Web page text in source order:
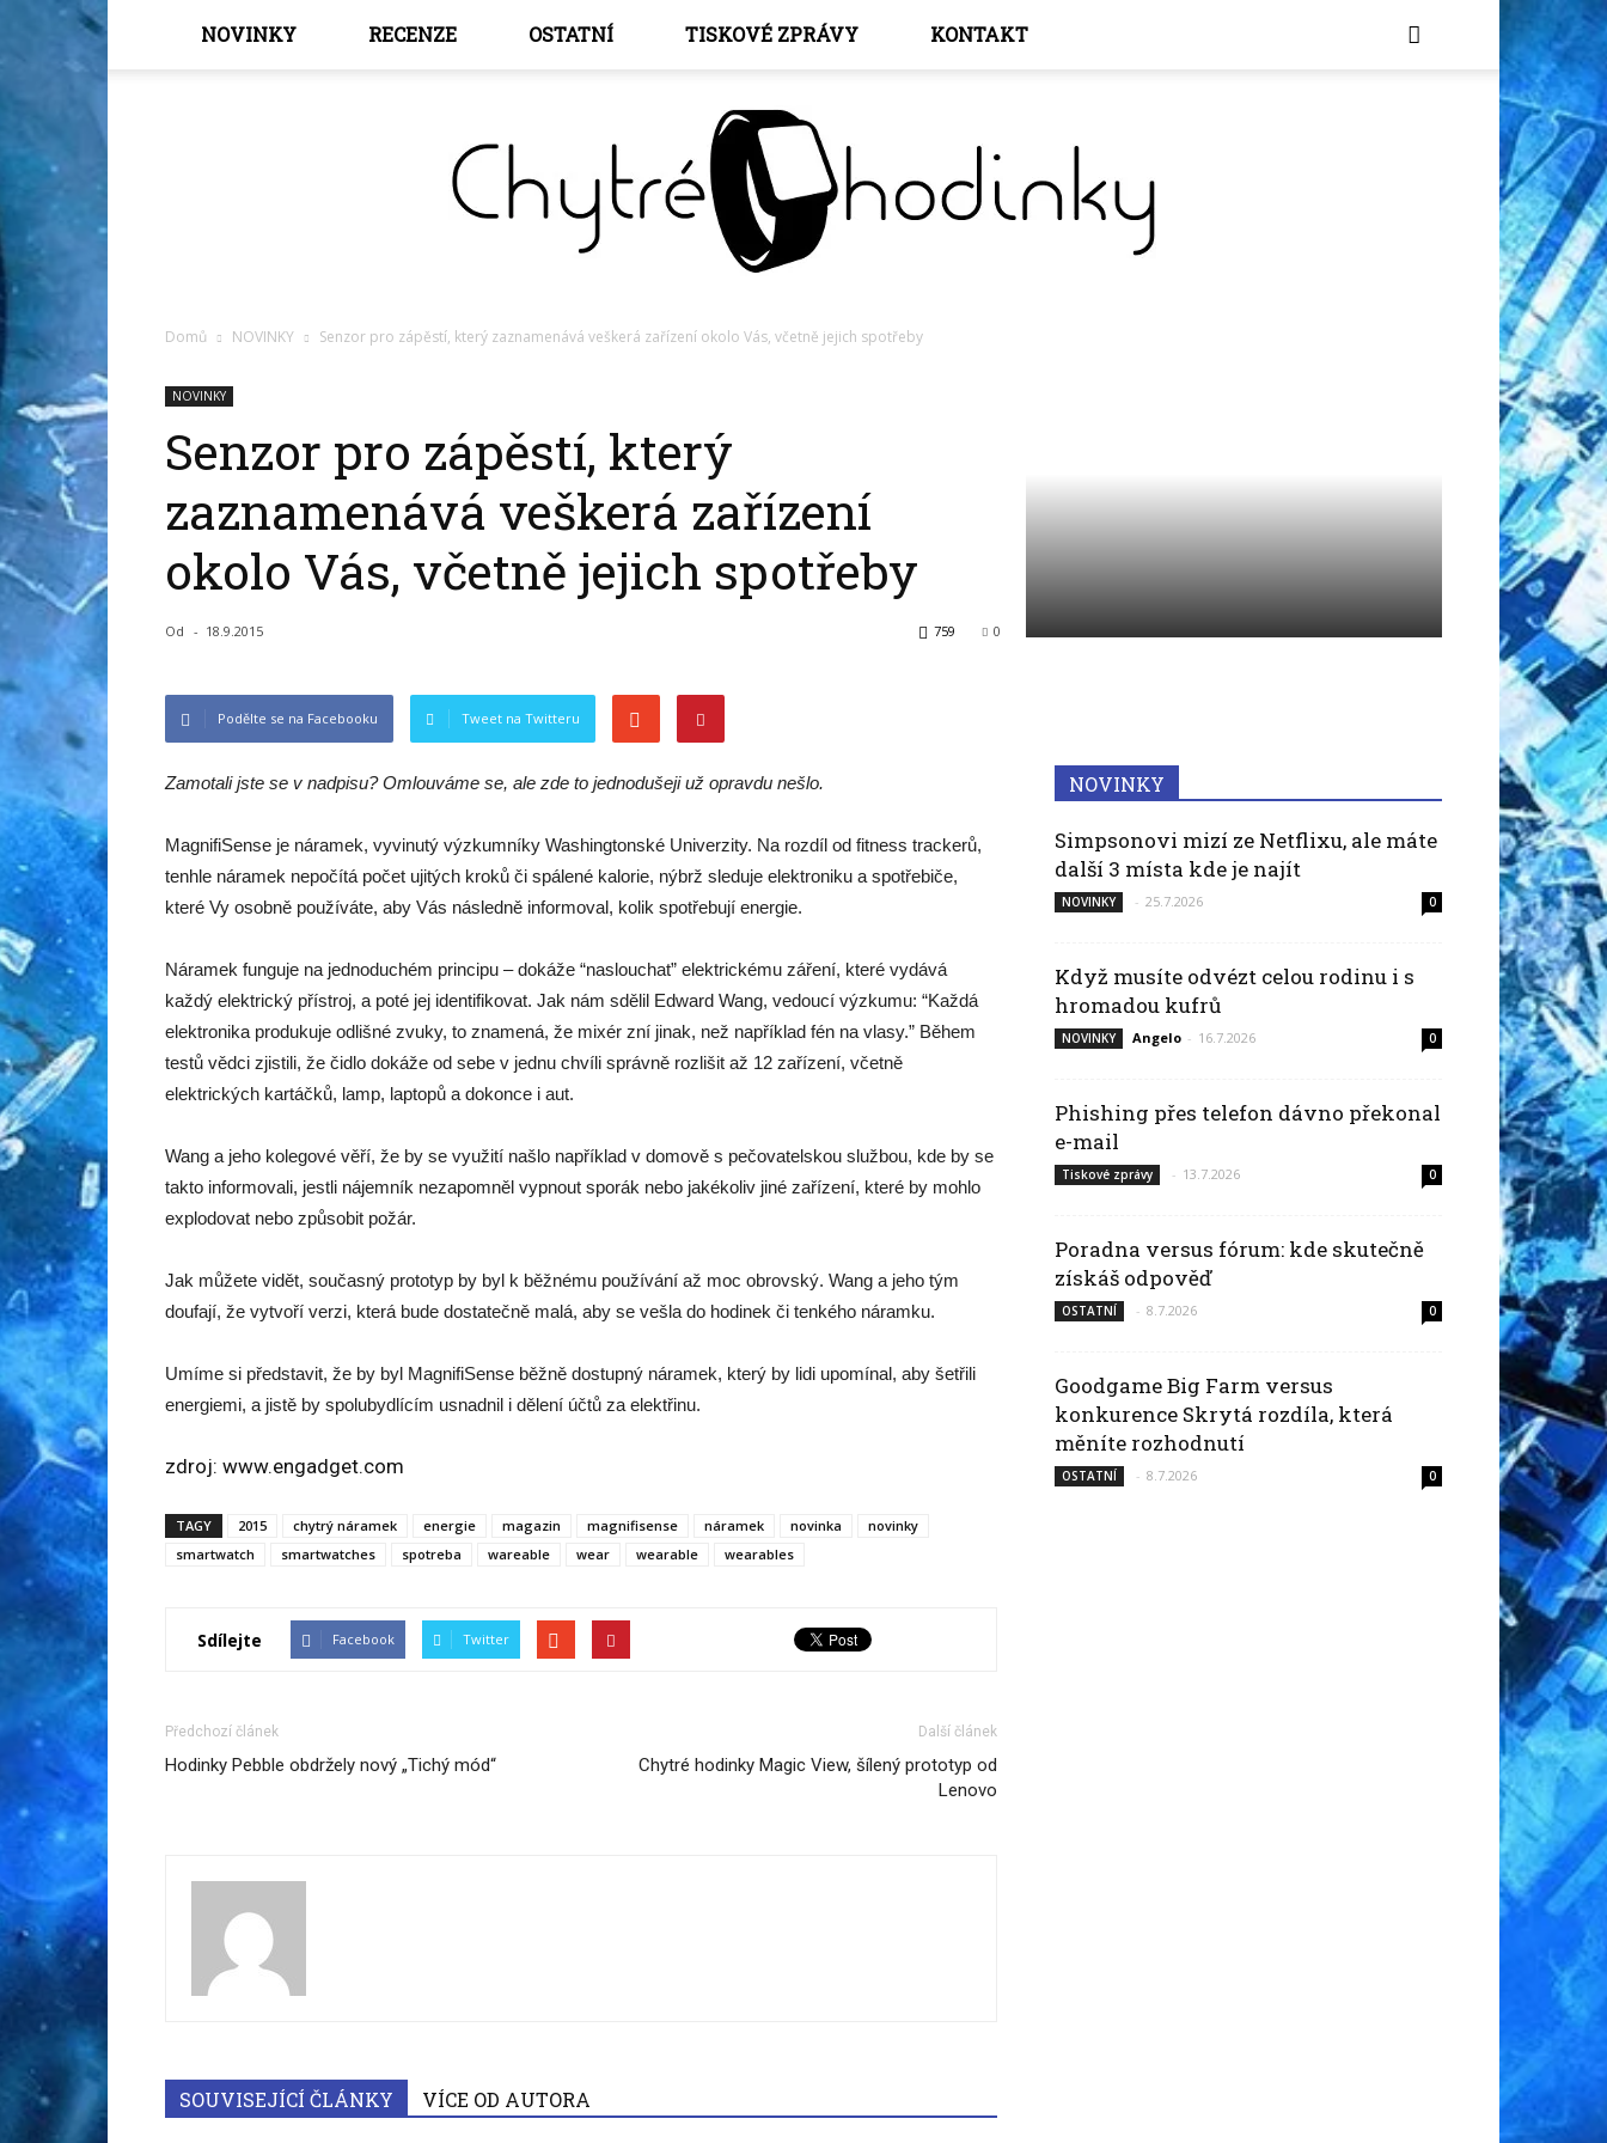
NOVINKY RECENZE OSTATNÍ TISKOVÉ ZPRÁVY KONTAKT
hodinky
Domů NOVINKY Senzor pro zápěstí, který zaznamenává veškerá zařízení okolo Vás, včetně jejich spotřeby
NOVINKY
Senzor pro zápěstí, který
zaznamenává veškerá zařízení
okolo Vás, včetně jejich spotřeby
Od - 18.9.2015 0
759
Podělte se na Facebooku Tweet na Twitteru
Zamotali jste se v nadpisu? Omlouváme se, ale zde to jednodušeji už opravdu nešlo.
MagnifiSense je náramek, vyvinutý výzkumníky Washingtonské Univerzity. Na rozdíl od fitness trackerů,
tenhle náramek nepočítá počet ujitých kroků či spálené kalorie, nýbrž sleduje elektroniku a spotřebiče,
které Vy osobně používáte, aby Vás následně informoval, kolik spotřebují energie.
Náramek funguje na jednoduchém principu – dokáže “naslouchat” elektrickému záření, které vydává
každý elektrický přístroj, a poté jej identifikovat. Jak nám sdělil Edward Wang, vedoucí výzkumu: “Každá
elektronika produkuje odlišné zvuky, to znamená, že mixér zní jinak, než například fén na vlasy.” Během
testů vědci zjistili, že čidlo dokáže od sebe v jednu chvíli správně rozlišit až 12 zařízení, včetně
elektrických kartáčků, lamp, laptopů a dokonce i aut.
Wang a jeho kolegové věří, že by se využití našlo například v domově s pečovatelskou službou, kde by se
takto informovali, jestli nájemník nezapomněl vypnout sporák nebo jakékoliv jiné zařízení, které by mohlo
explodovat nebo způsobit požár.
Jak můžete vidět, současný prototyp by byl k běžnému používání až moc obrovský. Wang a jeho tým
doufají, že vytvoří verzi, která bude dostatečně malá, aby se vešla do hodinek či tenkého náramku.
Umíme si představit, že by byl MagnifiSense běžně dostupný náramek, který by lidi upomínal, aby šetřili
energiemi, a jistě by spolubydlícím usnadnil i dělení účtů za elektřinu.
zdroj: www.engadget.com
TAGY 2015 chytrý náramek energie magazin magnifisense náramek novinka
novinky
smartwatch
smartwatches spotreba wareable wear wearable wearables
Sdílejte Facebook Twitter
Předchozí článek
Hodinky Pebble obdržely nový „Tichý mód“
Další článek
Chytré hodinky Magic View, šílený prototyp od
Lenovo
SOUVISEJÍCÍ ČLÁNKY VÍCE OD AUTORA
NOVINKY
Simpsonovi mizí ze Netflixu, ale máte
další 3 místa kde je najít
NOVINKY - 25.7.2026 0
Když musíte odvézt celou rodinu i s
hromadou kufrů
NOVINKY Angelo - 16.7.2026 0
Phishing přes telefon dávno překonal
e-mail
Tiskové zprávy - 13.7.2026 0
Poradna versus fórum: kde skutečně
získáš odpověď
OSTATNÍ - 8.7.2026 0
Goodgame Big Farm versus
konkurence Skrytá rozdíla, která
měníte rozhodnutí
OSTATNÍ - 8.7.2026 0